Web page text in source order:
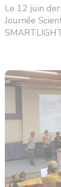
Le 12 juin
Journée